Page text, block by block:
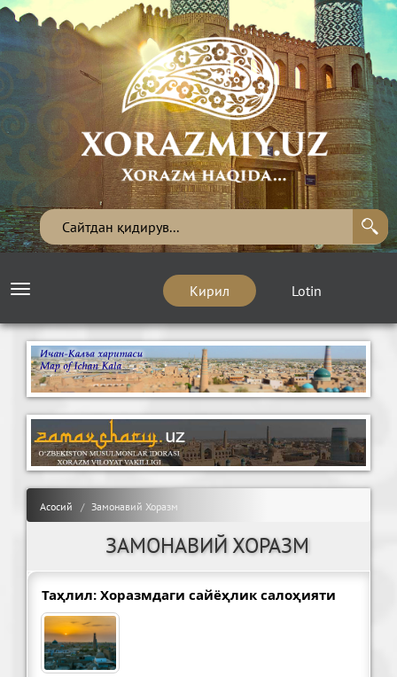
Кирил Lotin
Toggle
Асосий Замонавий Хоразм
ЗАМОНАВИЙ ХОРАЗМ
Таҳлил: Хоразмдаги сайёҳлик салоҳияти